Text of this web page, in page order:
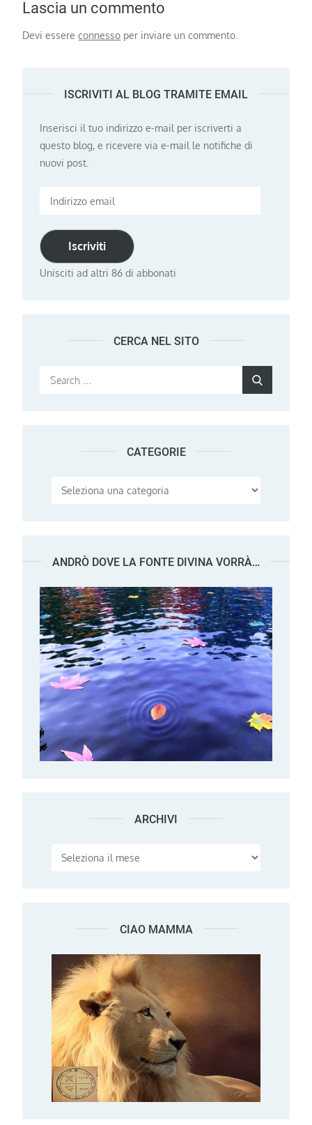
Lascia un commento
Devi essereconnesso per inviare un commento.
ISCRIVITI AL BLOG TRAMITE EMAIL
Inserisci il tuo indirizzo e-mail per iscriverti a
questo blog, e ricevere via e-mail le notifiche di
nuovi post.
Indirizzo
Iscriviti
Unisciti ad altri 86 di abbonati
CERCA NEL SITO
Search
CATEGORIE
Categorie
ANDRÒ DOVE LA FONTE DIVINA VORRÀ…
ARCHIVI Archivi
CIAO MAMMA